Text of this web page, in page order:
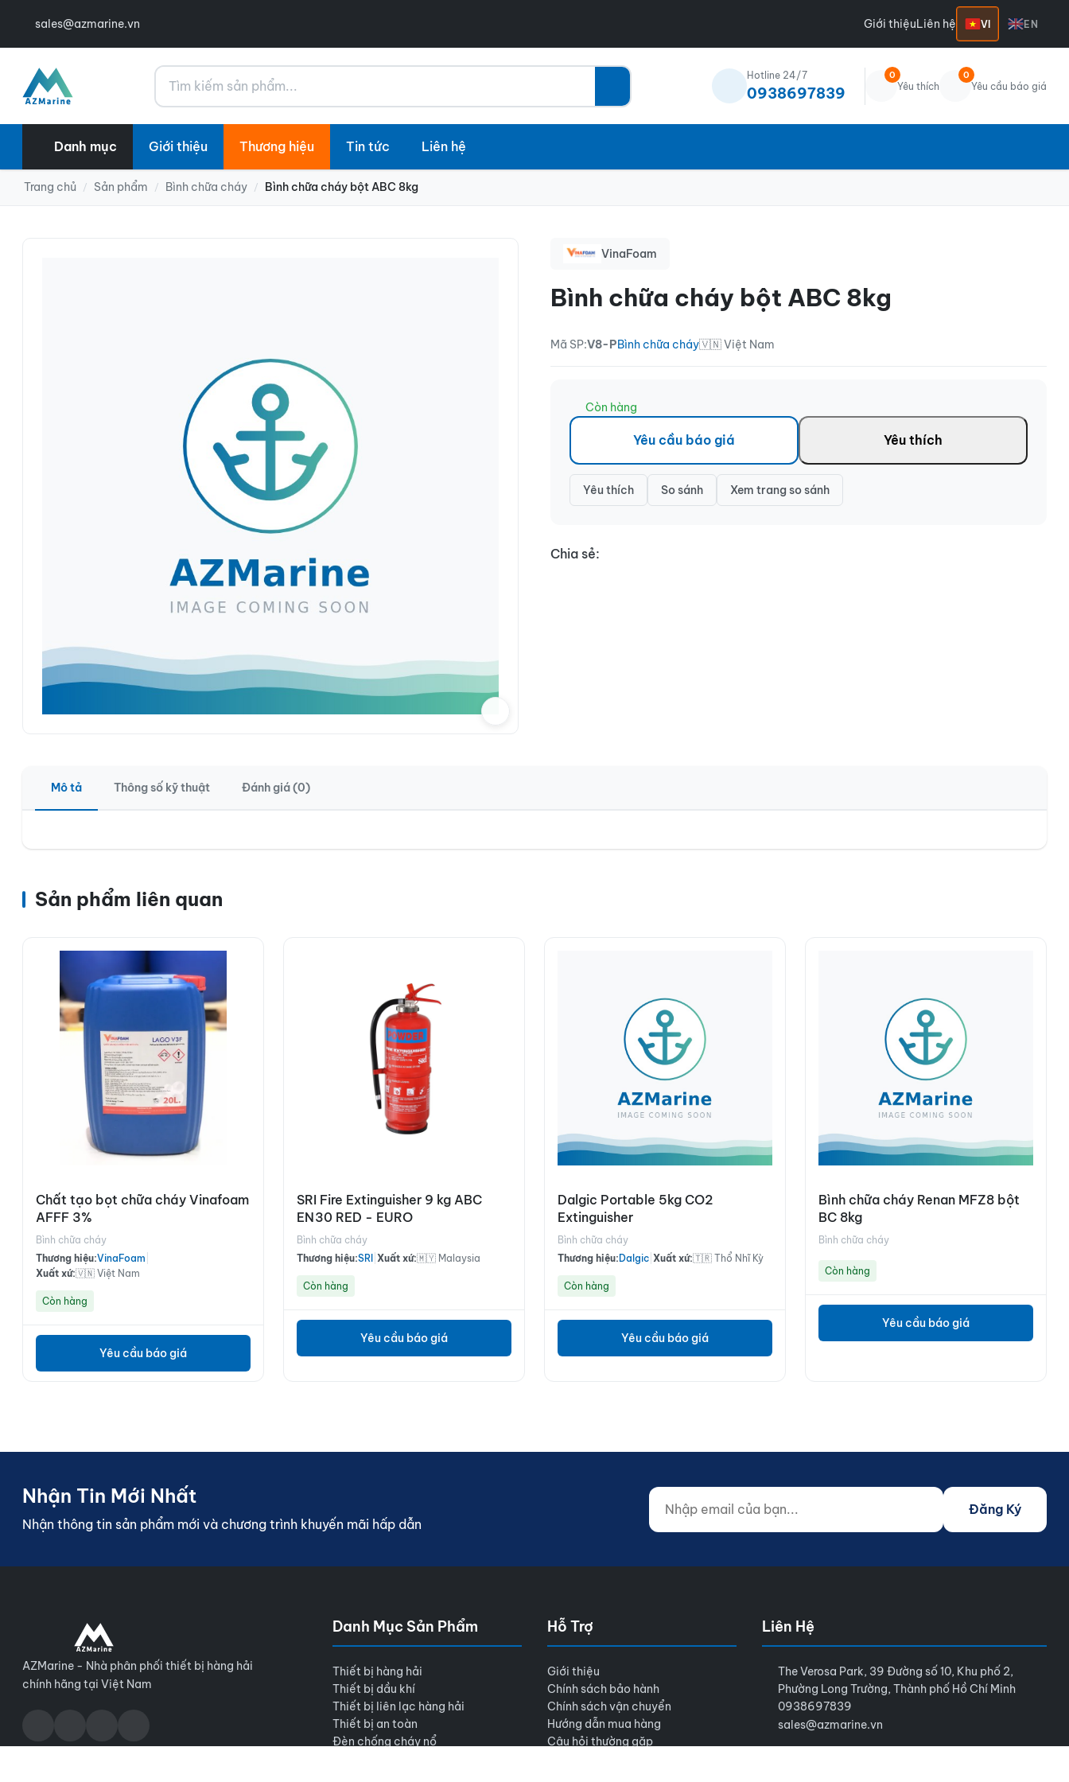
sales@azmarine.vn Giới thiệuLiên hệ VI EN
Tìm kiếm Hotline 24/7
0938697839
0
Yêu thích
0
Yêu cầu báo giá
Danh mục Giới thiệu Thương hiệu Tin tức Liên hệ
Trang chủ / Sản phẩm / Bình chữa cháy / Bình chữa cháy bột ABC 8kg
VinaFoam
Bình chữa cháy bột ABC 8kg
Mã SP:V8-PBình chữa cháy🇻🇳 Việt Nam
Còn hàng
Yêu cầu báo giá Yêu thích
Yêu thích So sánh Xem trang so sánh
Chia sẻ:
Mô tả Thông số kỹ thuật Đánh giá (0)
Sản phẩm liên quan
Chất tạo bọt chữa cháy Vinafoam
AFFF 3%
Bình chữa cháy
Thương hiệu:VinaFoam
Xuất xứ:🇻🇳 Việt Nam
Còn hàng
Yêu cầu báo giá
SRI Fire Extinguisher 9 kg ABC
EN30 RED - EURO
Bình chữa cháy
Thương hiệu:SRI Xuất xứ:🇲🇾 Malaysia
Còn hàng
Yêu cầu báo giá
Dalgic Portable 5kg CO2
Extinguisher
Bình chữa cháy
Thương hiệu: Dalgic Xuất xứ:🇹🇷 Thổ Nhĩ Kỳ
Còn hàng
Yêu cầu báo giá
Bình chữa cháy Renan MFZ8 bột
BC 8kg
Bình chữa cháy
Còn hàng
Yêu cầu báo giá
Nhận Tin Mới Nhất
Nhận thông tin sản phẩm mới và chương trình khuyến mãi hấp dẫn
Nhập email của bạn...
Website (do not fill)
Đăng Ký
AZMarine - Nhà phân phối thiết bị hàng hải
chính hãng tại Việt Nam
Danh Mục Sản Phẩm
Thiết bị hàng hải
Thiết bị dầu khí
Thiết bị liên lạc hàng hải
Thiết bị an toàn
Đèn chống cháy nổ
Hỗ Trợ
Giới thiệu
Chính sách bảo hành
Chính sách vận chuyển
Hướng dẫn mua hàng
Câu hỏi thường gặp
Liên Hệ
The Verosa Park, 39 Đường số 10, Khu phố 2,
Phường Long Trường, Thành phố Hồ Chí Minh
0938697839
sales@azmarine.vn